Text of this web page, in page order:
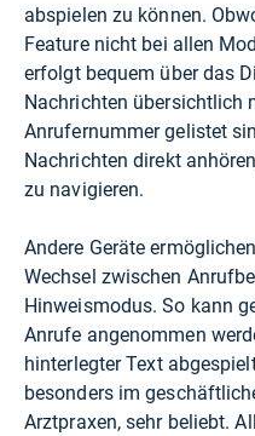
abspielen zu können.
Feature nicht bei allen
erfolgt bequem über das
Nachrichten übersichtlich
Anrufernummer gelistet
Nachrichten direkt
zu navigieren.
Andere Geräte
Wechsel zwischen
Hinweismodus. So kann
Anrufe angenommen
hinterlegter Text
besonders im
Arztpraxen, sehr beliebt.